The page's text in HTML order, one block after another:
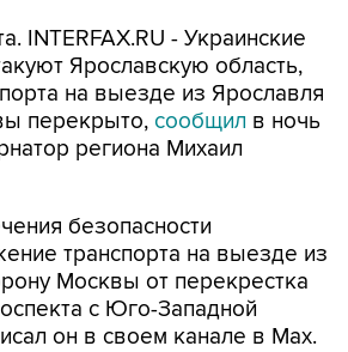
INTERFAX.RU - Украинские
Ярославскую область,
на выезде из Ярославля
перекрыто, сообщил в ночь
региона Михаил
безопасности
транспорта на выезде из
Москвы от перекрестка
с Юго-Западной
он в своем канале в Мах.